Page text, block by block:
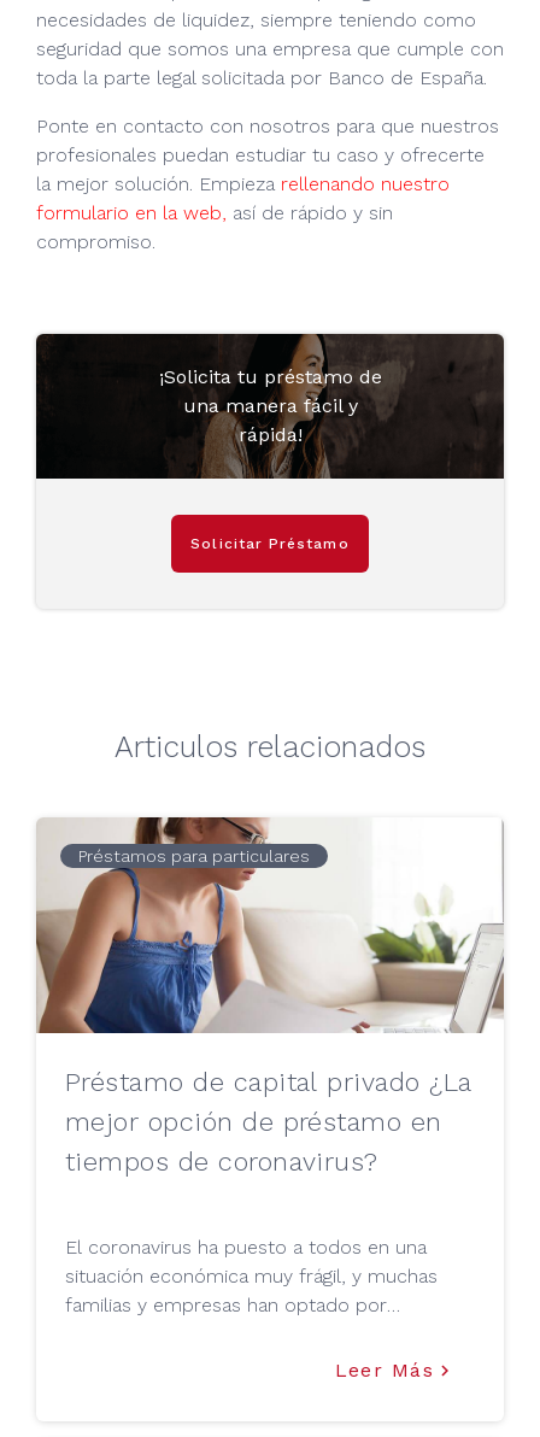
necesidades de liquidez, siempre teniendo como
seguridad que somos una empresa que cumple con
toda la parte legal solicitada por Banco de España.
Ponte en contacto con nosotros para que nuestros
profesionales puedan estudiar tu caso y ofrecerte
la mejor solución. Empieza rellenando nuestro
formulario en la web, así de rápido y sin
compromiso.
¡Solicita tu préstamo de
una manera fácil y
rápida!
Solicitar Préstamo
Articulos relacionados
Préstamos para particulares
Préstamo de capital privado ¿La
mejor opción de préstamo en
tiempos de coronavirus?
El coronavirus ha puesto a todos en una
situación económica muy frágil, y muchas
familias y empresas han optado por
alternativas de financiación, entre ellas los
Leer Más keyboard_arrow_right